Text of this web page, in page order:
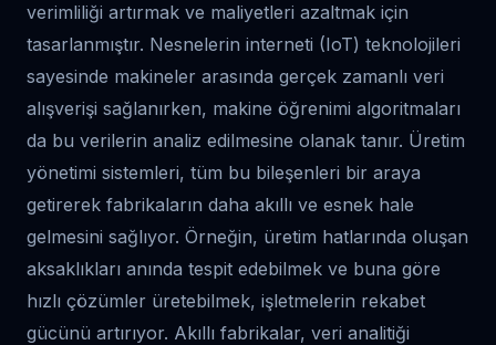
verimliliği artırmak ve maliyetleri azaltmak için
tasarlanmıştır. Nesnelerin interneti (IoT) teknolojileri
sayesinde makineler arasında gerçek zamanlı veri
alışverişi sağlanırken, makine öğrenimi algoritmaları
da bu verilerin analiz edilmesine olanak tanır. Üretim
yönetimi sistemleri, tüm bu bileşenleri bir araya
getirerek fabrikaların daha akıllı ve esnek hale
gelmesini sağlıyor. Örneğin, üretim hatlarında oluşan
aksaklıkları anında tespit edebilmek ve buna göre
hızlı çözümler üretebilmek, işletmelerin rekabet
gücünü artırıyor. Akıllı fabrikalar, veri analitiği